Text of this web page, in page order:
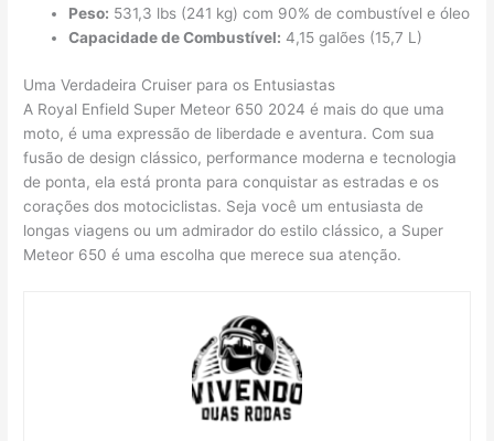
Peso: 531,3 lbs (241 kg) com 90% de combustível e óleo
Capacidade de Combustível: 4,15 galões (15,7 L)
Uma Verdadeira Cruiser para os Entusiastas
A Royal Enfield Super Meteor 650 2024 é mais do que uma
moto, é uma expressão de liberdade e aventura. Com sua
fusão de design clássico, performance moderna e tecnologia
de ponta, ela está pronta para conquistar as estradas e os
corações dos motociclistas. Seja você um entusiasta de
longas viagens ou um admirador do estilo clássico, a Super
Meteor 650 é uma escolha que merece sua atenção.